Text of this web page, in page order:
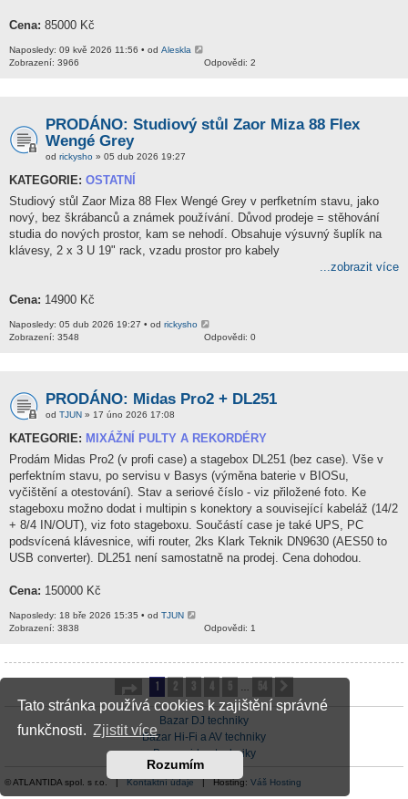
Tato stránka používá cookies k zajištění správné
funkčnosti. Zjistit více
Rozumím
Cena: 85000 Kč
Naposledy: 09 kvě 2026 11:56 • od Aleskla
Odpovědi: 2
Zobrazení: 3966
PRODÁNO: Studiový stůl Zaor Miza 88 Flex
Wengé Grey
od rickysho » 05 dub 2026 19:27
KATEGORIE: OSTATNÍ
Studiový stůl Zaor Miza 88 Flex Wengé Grey v perfketním stavu, jako
nový, bez škrábanců a známek používání. Důvod prodeje = stěhování
studia do nových prostor, kam se nehodí. Obsahuje výsuvný šuplík na
klávesy, 2 x 3 U 19" rack, vzadu prostor pro kabely
...zobrazit více
Cena: 14900 Kč
Naposledy: 05 dub 2026 19:27 • od rickysho
Odpovědi: 0
Zobrazení: 3548
PRODÁNO: Midas Pro2 + DL251
od TJUN » 17 úno 2026 17:08
KATEGORIE: MIXÁŽNÍ PULTY A REKORDÉRY
Prodám Midas Pro2 (v profi case) a stagebox DL251 (bez case). Vše v
perfektním stavu, po servisu v Basys (výměna baterie v BIOSu,
vyčištění a otestování). Stav a seriové číslo - viz přiložené foto. Ke
stageboxu možno dodat i multipin s konektory a související kabeláž (14/2
+ 8/4 IN/OUT), viz foto stageboxu. Součástí case je také UPS, PC
podsvícená klávesnice, wifi router, 2ks Klark Teknik DN9630 (AES50 to
USB converter). DL251 není samostatně na prodej. Cena dohodou.
Cena: 150000 Kč
Naposledy: 18 bře 2026 15:35 • od TJUN
Odpovědi: 1
Zobrazení: 3838
Stránka 1z 54
1 2 3 4 54
Bazar DJ techniky
Bazar Hi-Fi a AV techniky
Bazar video techniky
© ATLANTIDA spol. s r.o. |Kontaktní údaje| Hosting: Váš Hosting